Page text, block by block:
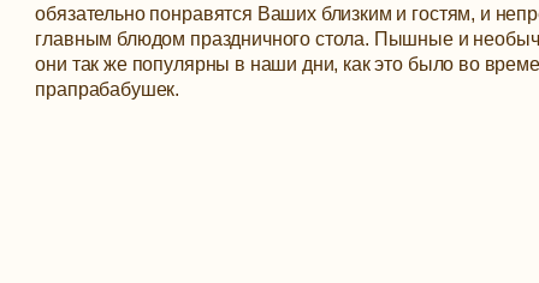
обязательно понравятся Ваших близким и гостям, и
главным блюдом праздничного стола. Пышные и
они так же популярны в наши дни, как это было во
прапрабабушек.